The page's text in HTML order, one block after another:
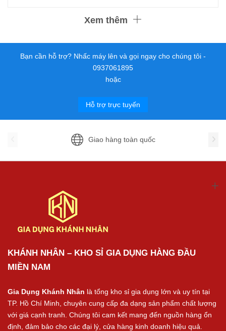
Xem thêm
Bạn cần hỗ trợ? Nhấc máy lên và gọi ngay cho chúng tôi -
0937061895
hoặc
Hỗ trợ trực tuyến
Giao hàng toàn quốc
KHÁNH NHÂN – KHO SỈ GIA DỤNG HÀNG ĐẦU
MIỀN NAM
Gia Dụng Khánh Nhân là tổng kho sỉ gia dụng lớn và uy tín tại
TP. Hồ Chí Minh, chuyên cung cấp đa dạng sản phẩm chất lượng
với giá cạnh tranh. Chúng tôi cam kết mang đến nguồn hàng ổn
định, đảm bảo cho các đại lý, cửa hàng kinh doanh hiệu quả.